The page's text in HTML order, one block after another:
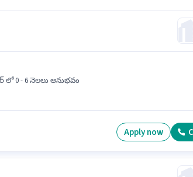
లో 0 - 6 నెలలు అనుభవం
Apply now